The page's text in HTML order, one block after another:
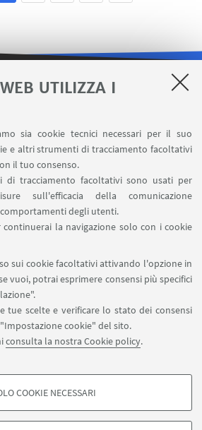
UTILIZZA I
sia cookie tecnici necessari per il suo
e altri strumenti di tracciamento facoltativi
il tuo consenso.
di tracciamento facoltativi sono usati per
sull'efficacia della comunicazione
degli utenti.
la navigazione solo con i cookie
sui cookie facoltativi attivando l'opzione in
vuoi, potrai esprimere consensi più specifici
tue scelte e verificare lo stato dei consensi
cookie" del sito.
consulta la nostra Cookie policy.
- FACOLTATIVI
COOKIE NECESSARI
LINK UTILI
Contatti
Carta dei servizi
IL DIPARTIMENTO SU:
SEGUI UNIBO SU:
APP:
MATER STUDIORUM - Università di